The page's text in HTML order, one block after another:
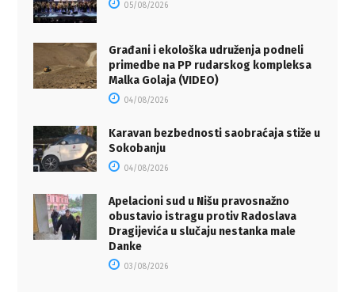
05/08/2026
Građani i ekološka udruženja podneli
primedbe na PP rudarskog kompleksa
Malka Golaja (VIDEO)
04/08/2026
Karavan bezbednosti saobraćaja stiže u
Sokobanju
04/08/2026
Apelacioni sud u Nišu pravosnažno
obustavio istragu protiv Radoslava
Dragijevića u slučaju nestanka male
Danke
03/08/2026